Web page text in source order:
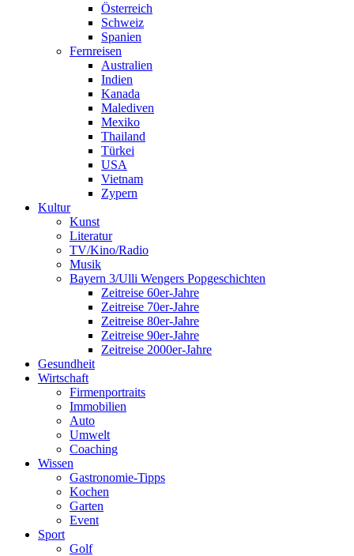
Österreich
Schweiz
Spanien
Fernreisen
Australien
Indien
Kanada
Malediven
Mexiko
Thailand
Türkei
USA
Vietnam
Zypern
Kultur
Kunst
Literatur
TV/Kino/Radio
Musik
Bayern 3/Ulli Wengers Popgeschichten
Zeitreise 60er-Jahre
Zeitreise 70er-Jahre
Zeitreise 80er-Jahre
Zeitreise 90er-Jahre
Zeitreise 2000er-Jahre
Gesundheit
Wirtschaft
Firmenportraits
Immobilien
Auto
Umwelt
Coaching
Wissen
Gastronomie-Tipps
Kochen
Garten
Event
Sport
Golf